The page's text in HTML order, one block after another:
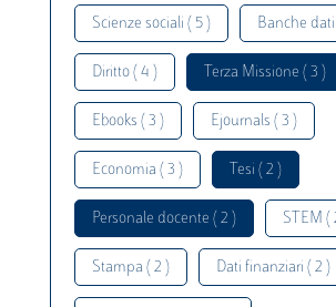
Scienze sociali ( 5 ) Banche dati
Diritto ( 4 ) Terza Missione ( 3 )
Ebooks ( 3 ) Ejournals ( 3 )
Economia ( 3 ) Tesi ( 2 )
Personale docente ( 2 ) STEM (
Stampa ( 2 ) Dati finanziari ( 2 )